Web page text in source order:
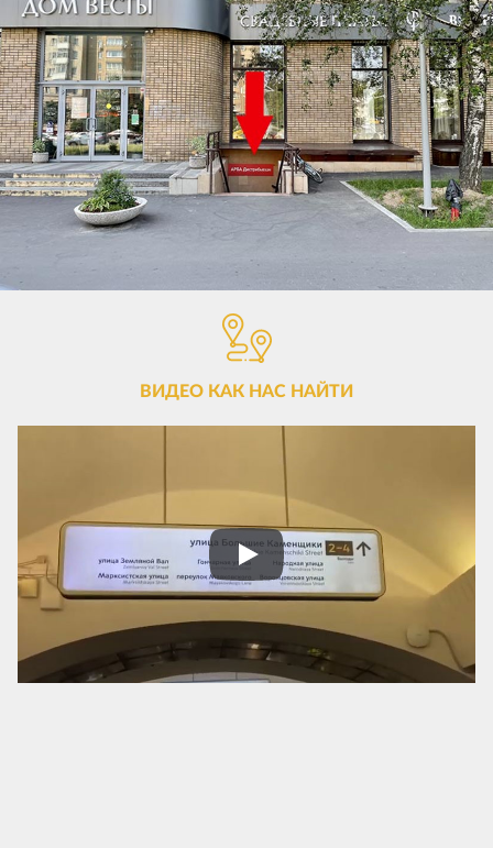
ВИДЕО КАК НАС НАЙТИ
Play